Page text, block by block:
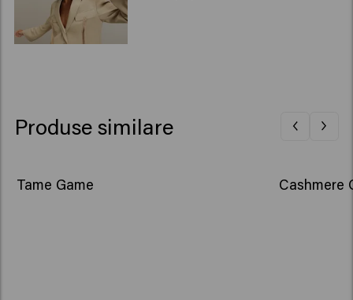
Produse similare
Tame Game Cashmere